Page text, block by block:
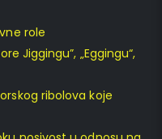
role
Jiggingu”, „Eggingu“,
ribolova koje